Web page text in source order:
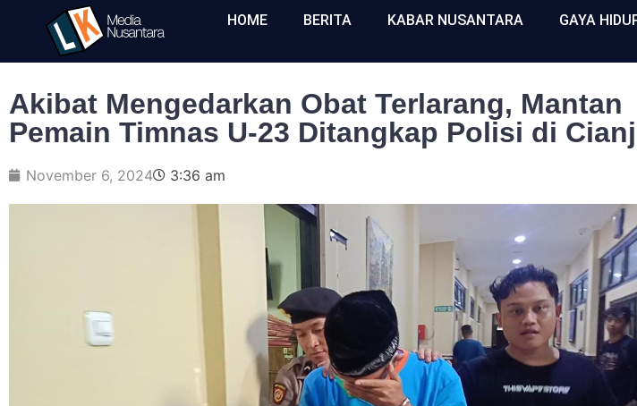
HOME BERITA KABAR NUSANTARA GAYA
Akibat Mengedarkan Obat Terlarang, Mantan
Pemain Timnas U-23 Ditangkap Polisi di
November 6, 2024 3:36 am